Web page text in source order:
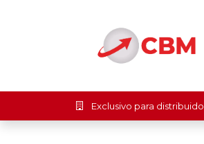
Exclusivo para